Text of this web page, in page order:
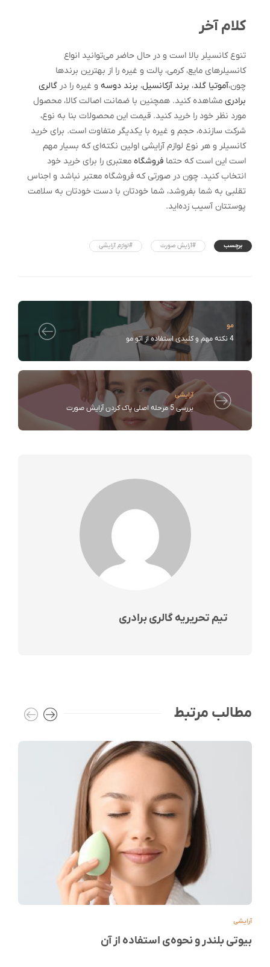
کلام آخر
تنوع کانسیلر بالا است و در حال حاضر می‌توانید انواع
کانسیلرهای مایع، کرمی، پالت و غیره را از بهترین برندها
چون،آموتیا گلد، برند آرکانسیل، برند دوسه و غیره را در گالری
برادری مشاهده کنید. همچنین با ضمانت اصالت کالا، محصول
مورد نظر خود را خرید کنید. قیمت این محصولات بنا به نوع،
شرکت سازنده، حجم و غیره با یکدیگر متفاوت است. برای خرید
کانسیلر و هر نوع لوازم آرایشی اولین نکته‌ای که بسیار مهم
است این است که حتما فروشگاه معتبری را برای خرید خود
انتخاب کنید. چون در صورتی که فروشگاه معتبر نباشد و اجناس
تقلبی به شما بفروشد، شما خودتان با دست خودتان به سلامت
پوستتان آسیب زده‌اید.
برچسب #آرایش صورت #لوازم آرایشی
مو
4 نکته مهم و کلیدی استفاده از اتو مو
آرایشی
بررسی 5 مرحله اصلی پاک کردن آرایش صورت
تیم تحریریه گالری برادری
مطالب مرتبط
آرایشی
بیوتی بلندر و نحوه‌ی استفاده از آن